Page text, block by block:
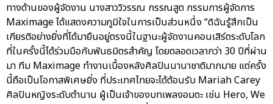
ทางด้านของผู้จัดงาน นางสาววิวรรณ กรรณสูต กรรมการผู้จัดการ
Maximage ได้แสดงความภูมิใจในการเป็นส่วนหนึ่ง “ดิฉันรู้สึกเป็น
เกียรติอย่างยิ่งที่ได้มายืนอยู่ตรงนี้ในฐานะผู้จัดงานคอนเสิร์ตระดับโลก
ที่ในครั้งนี้ได้ร่วมมือกับพันธมิตรสำคัญ โดยตลอดเวลากว่า 30 ปีที่ผ่าน
มา ทีม Maximage ทำงานเบื้องหลังศิลปินนานาชาติมากมาย แต่ครั้ง
นี้ถือเป็นโอกาสพิเศษยิ่ง ที่ประเทศไทยจะได้ต้อนรับ Mariah Carey
ศิลปินหญิงระดับตำนาน ผู้เป็นเจ้าของบทเพลงอมตะ เช่น Hero, We